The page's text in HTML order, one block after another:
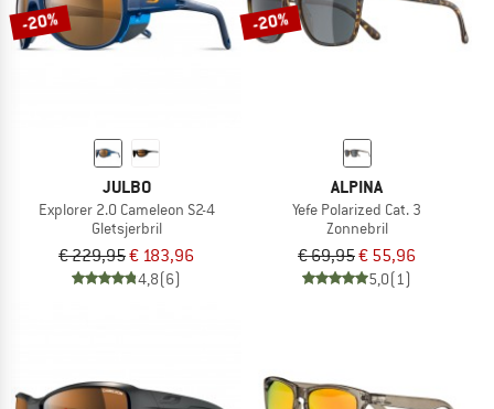
-20%
JULBO
Explorer 2.0 Cameleon S2-4
Gletsjerbril
€ 229,95€ 183,96
4,8(6)
-20%
ALPINA
Yefe Polarized Cat. 3
Zonnebril
€ 69,95€ 55,96
5,0(1)